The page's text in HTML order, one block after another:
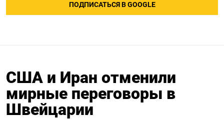
ПОДПИСАТЬСЯ В GOOGLE
США и Иран отменили
мирные переговоры в
Швейцарии